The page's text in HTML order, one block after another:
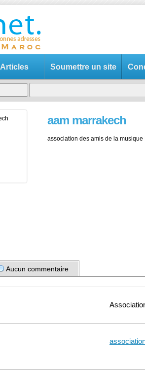
Articles Soumettre un site
aam marrakech
association des amis de la musique
Aucun commentaire